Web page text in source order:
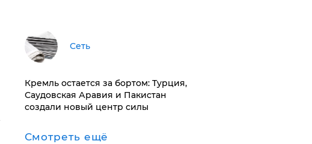
Сеть
​Кремль остается за бортом: Турция,
Саудовская Аравия и Пакистан
создали новый центр силы
Смотреть ещё